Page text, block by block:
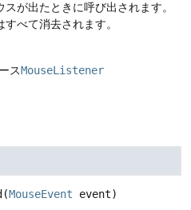
が出たときに呼び出されます。
べて消去されます。
スMouseListener
(MouseEvent event)